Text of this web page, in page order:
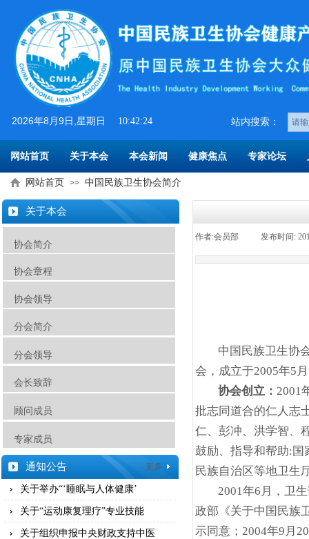
2026年8 月9日 ,星期日 10:42:24 ​​站内搜索：
网站首页 关于本会 本会新闻 健康焦点 专家论坛
通知公告 更多
协会领导
分会简介
关于举办“‘睡眠与人体健康’
关于“运动康复理疗”专业技能
关于组织申报中央财政支持中医
协会简介
协会章程
关于本会
网站首页 >> 中国民族卫生协会简介
分会领导
会长致辞
顾问成员
专家成员
作者:会员部 发布时间:
中国民族卫生协
会，成立于2005年5
协会创立： 2001
批志同道合的仁人志
仁、彭冲、洪学智、
鼓励、指导和帮助:国
民族自治区等地卫生
2001年6月，卫
政部《关于中国民族
示同意；2004年9月